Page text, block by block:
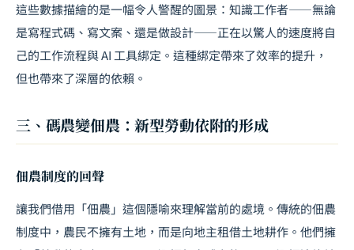
這些數據描繪的是一幅令人警醒的圖景：知識工作者——無論
是寫程式碼、寫文案、還是做設計——正在以驚人的速度將自
己的工作流程與 AI 工具綁定。這種綁定帶來了效率的提升，
但也帶來了深層的依賴。
三、碼農變佃農：新型勞動依附的形成
佃農制度的回聲
讓我們借用「佃農」這個隱喻來理解當前的處境。傳統的佃農
制度中，農民不擁有土地，而是向地主租借土地耕作。他們擁